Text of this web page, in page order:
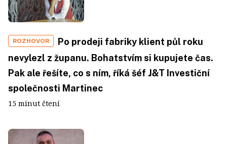
ROZHOVOR
Po prodeji fabriky klient půl roku
nevylezl z županu. Bohatstvím si kupujete čas.
Pak ale řešíte, co s ním, říká šéf J&T Investiční
společnosti Martinec
15 minut čtení